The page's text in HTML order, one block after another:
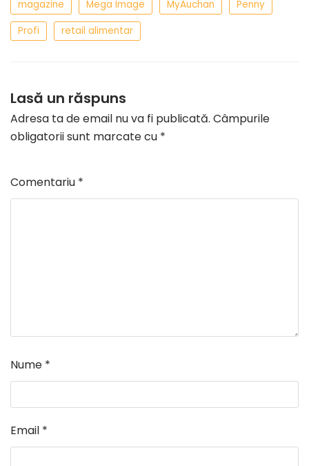
magazine Mega Image MyAuchan
Penny
Profi
retail alimentar
Lasă un răspuns
Adresa ta de email nu va fi publicată. Câmpurile
obligatorii sunt marcate cu *
Comentariu *
Nume *
Email *